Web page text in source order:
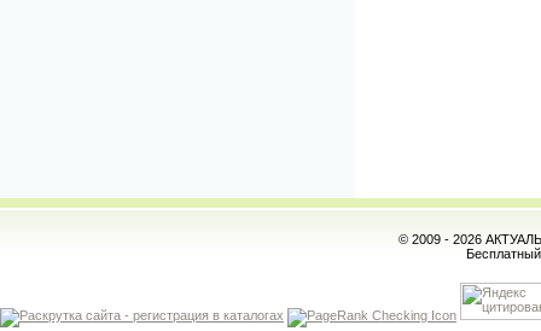
© 2009 - 2026